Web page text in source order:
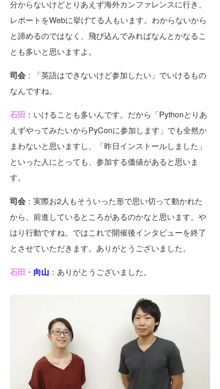
分からないけどとりあえず海外カンファレンスに行き、
レポートをWebに挙げてる人もいます。わからないから
と諦めるのではなく、飛び込んでみればなんとかなるこ
とも多いと思いますよ。
司会 ：「英語はできないけど参加したい」でいけるもの
なんですね。
石田 ：いけることも多いんです。だから「Pythonとりあ
えずやってみたいからPyConに参加します」でも全然か
まわないと思いますし、「昨日インストールしました」
といった人にとっても、参加する価値があると思いま
す。
司会 ：実際お2人もそういった形で思い切って動かれた
から、前進しているところがあるのかなと思います。や
はり行動ですね。ではこれで開催後インタビューを終了
とさせていただきます。ありがとうございました。
石田 ・ 向山 ：ありがとうございました。